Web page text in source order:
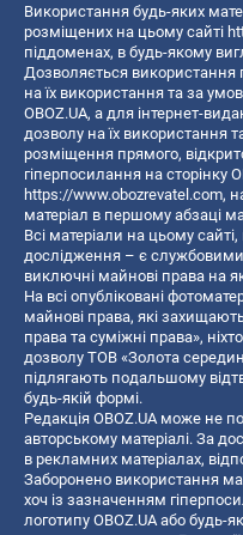
Використання будь-яких
розміщених на цьому сайті
піддоменах, в будь-якому
Дозволяється
на їх використання та за
OBOZ.UA, а для інтернет-
дозволу на їх використання
розміщення прямого,
гіперпосилання на сторінку
https://www.obozrevatel.com,
матеріал в першому абзаці
Всі матеріали на цьому сайті,
дослідження – є службовими
виключні майнові права на
На всі опубліковані
майнові права, які
права та суміжні права»,
дозволу ТОВ «Золота
підлягають подальшому
будь-якій формі.
Редакція OBOZ.UA може не
авторському матеріалі. За
в рекламних матеріалах,
Заборонено використання
хоч із зазначенням
логотипу OBOZ.UA або будь-